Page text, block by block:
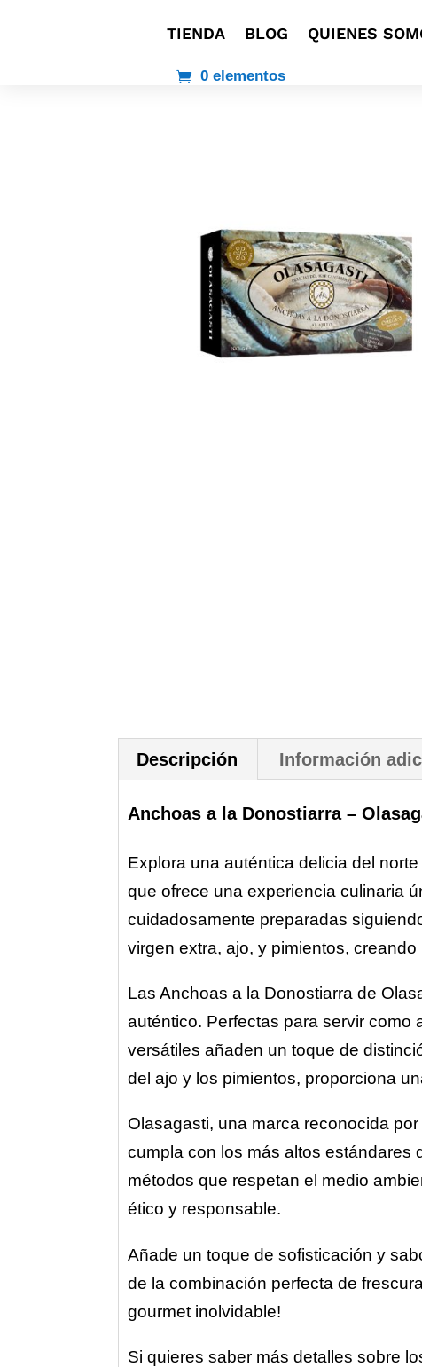
TIENDA BLOG QUIENES
0 elementos
Descripción Información
Anchoas a la Donostiarra –
Explora una auténtica delicia del
que ofrece una experiencia culinaria
cuidadosamente preparadas
virgen extra, ajo, y pimientos,
Las Anchoas a la Donostiarra de
auténtico. Perfectas para servir como
versátiles añaden un toque de
del ajo y los pimientos, proporciona
Olasagasti, una marca reconocida
cumpla con los más altos estándares
métodos que respetan el medio
ético y responsable.
Añade un toque de sofisticación y
de la combinación perfecta de
gourmet inolvidable!
Si quieres saber más detalles sobre